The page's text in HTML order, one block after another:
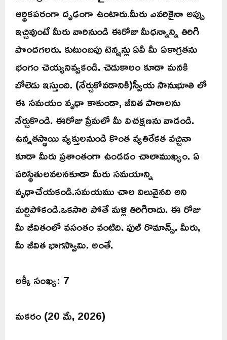
ఆర్థికపరంగా దృఢంగా ఉంటారు.మీరు ఎవరికైనా అప్పు
ఇచ్చివుంటే మీరు వారినుండి ఈరోజు మీధన్నాన్ని తిరిగి
పొందగలరు. కుటుంబపు టెన్షన్లు ఏవీ మీ ఏకాగ్రతను
భంగం చెయ్యనివ్వకండి. చెడుకాలం కూడా మనకి
బోలెడు ఇస్తుంది. (నేర్చుకోవడానికి)స్వీయ సానుభూతి లో
ఈ సమయం వృధా కాకుండా, జీవిత పాఠాలను
నేర్చుకొండి. ఈరోజు ప్రేమలో మీ విచక్షణను వాడండి.
ఉన్నతస్థాయి వ్యక్తులనుండి కొంత వ్యతిరేకత వచ్చినా
కూడా మీరు ప్రశాంతంగా ఉండడం చాలాముఖ్యం. ఏ
పరిస్థితులవలనకూడా మీరు సమయాన్ని
వృధాచేయకండి.సమయము చాల విలువైనది అని
మర్చిపోకండి.ఒకసారి పోతే మళ్లి తిరిగిరాదు. ఈ రోజు
మీ జీవితంలో వసంతం వంటిది. ఫుల్ రొమాన్స్. మీరు,
మీ జీవిత భాగస్వామి. అంతే.
లక్కీ సంఖ్య: 7
మకరం (20 మే, 2026)